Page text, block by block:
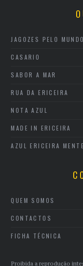
JAGOZES PELO MUNDO
CASARIO
SABOR A MAR
RUA DA ERICEIRA
NOTA AZUL
MADE IN ERICEIRA
AZUL ERICEIRA MENTE
QUEM SOMOS
CONTACTOS
FICHA TÉCNICA
Proibida a reprodução